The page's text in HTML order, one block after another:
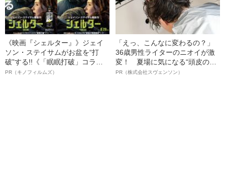
《映画『シェルター』》ジェイ
ソン・ステイサムがお盆を“打
破”する!!《「眠眠打破」コラ
ボ》
PR（キノフィルムズ）
「えっ、こんなに変わるの？」
36歳男性ライターのニオイが激
変！ 夏場に気になる“頭皮のニ
オイ”や“ベタつき”を解消す
PR（株式会社スヴェンソン）